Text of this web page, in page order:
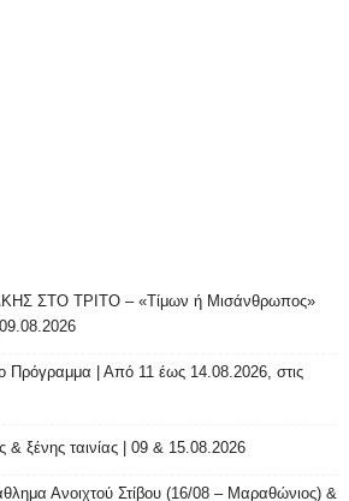
ΣΤΟ ΤΡΙΤΟ – «Τίμων ή Μισάνθρωπος»
Πρόγραμμα | Από 11 έως 14.08.2026, στις
ξένης ταινίας | 09 & 15.08.2026
Ανοιχτού Στίβου (16/08 – Μαραθώνιος) &